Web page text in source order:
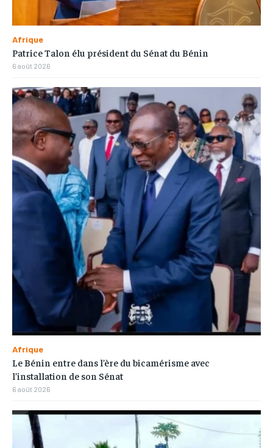
Afrique
Patrice Talon élu président du Sénat du Bénin
6 août 2026
Afrique
Le Bénin entre dans l’ère du bicamérisme avec
l’installation de son Sénat
6 août 2026